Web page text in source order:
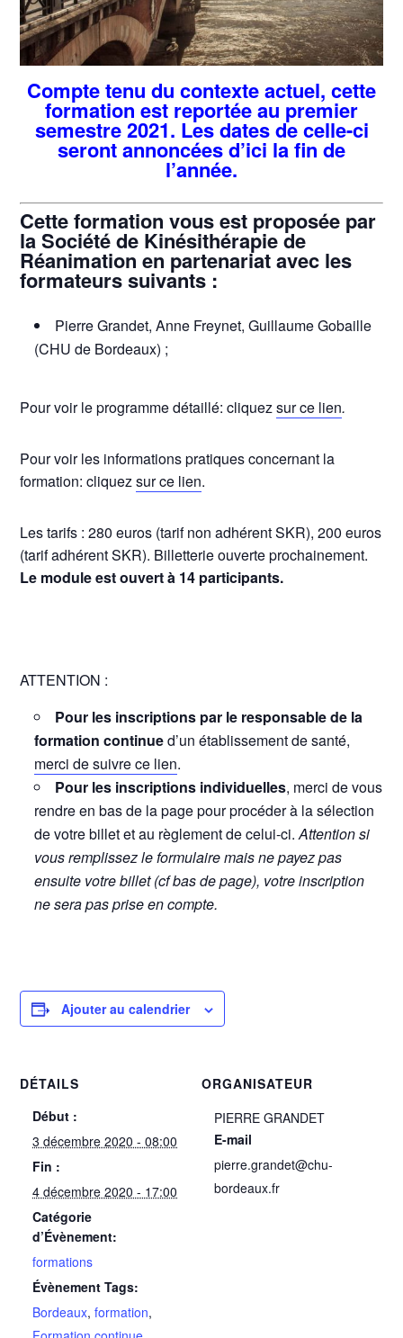
Compte tenu du contexte actuel, cette
formation est reportée au premier
semestre 2021. Les dates de celle-ci
seront annoncées d’ici la fin de
l’année.
Cette formation vous est proposée par
la Société de Kinésithérapie de
Réanimation en partenariat avec les
formateurs suivants :
Pierre Grandet, Anne Freynet, Guillaume Gobaille
(CHU de Bordeaux) ;
Pour voir le programme détaillé: cliquezsur ce lien.
Pour voir les informations pratiques concernant la
formation: cliquezsur ce lien.
Les tarifs : 280 euros (tarif non adhérent SKR), 200 euros
(tarif adhérent SKR). Billetterie ouverte prochainement.
Le module est ouvert à 14 participants.
ATTENTION :
Pour les inscriptions par le responsable de la
formation continued’un établissement de santé,
merci de suivre ce lien.
Pour les inscriptions individuelles, merci de vous
rendre en bas de la page pour procéder à la sélection
de votre billet et au règlement de celui-ci.Attention si
vous remplissez le formulaire mais ne payez pas
ensuite votre billet (cf bas de page), votre inscription
ne sera pas prise en compte.
Ajouter au calendrier
DÉTAILS
Début :
3 décembre 2020 - 08:00
Fin :
4 décembre 2020 - 17:00
Catégorie
d’Évènement:
formations
Évènement Tags:
Bordeaux,formation,
ORGANISATEUR
PIERRE GRANDET
E-mail
pierre.grandet@chu-
bordeaux.fr